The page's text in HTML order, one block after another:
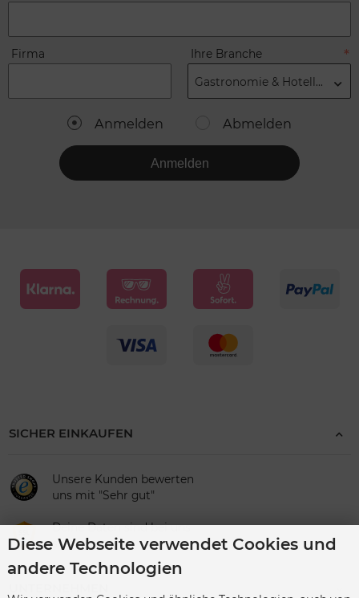
Firma Ihre Branche
Gastronomie & Hotellerie
Anmelden Abmelden
Anmelden
SICHER EINKAUFEN
Unsere Kunden bewerten
uns mit "Sehr gut"
Deine Daten sind bei uns
sicher
Diese Webseite verwendet Cookies und
andere Technologien